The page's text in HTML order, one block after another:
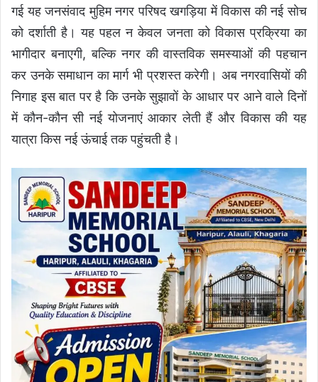
गई यह जनसंवाद मुहिम नगर परिषद खगड़िया में विकास की नई सोच
को दर्शाती है। यह पहल न केवल जनता को विकास प्रक्रिया का
भागीदार बनाएगी, बल्कि नगर की वास्तविक समस्याओं की पहचान
कर उनके समाधान का मार्ग भी प्रशस्त करेगी। अब नगरवासियों की
निगाह इस बात पर है कि उनके सुझावों के आधार पर आने वाले दिनों
में कौन-कौन सी नई योजनाएं आकार लेती हैं और विकास की यह
यात्रा किस नई ऊंचाई तक पहुंचती है।